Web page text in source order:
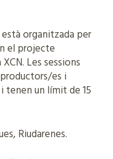
organitzada per
el projecte
Les sessions
es i
tenen un límit de 15
Riudarenes.